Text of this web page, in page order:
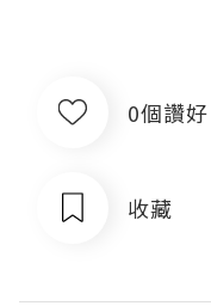
0個讚好
收藏